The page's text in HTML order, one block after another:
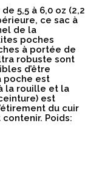
5,5 à 6,0 oz (2,2
ce sac à
de la
poches
à portée de
robuste sont
d’être
poche est
la rouille et la
est
du cuir
Poids: